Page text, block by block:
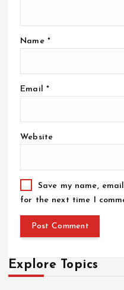
Name *
Email *
Website
Save my name,
for the next time I
Explore Topics